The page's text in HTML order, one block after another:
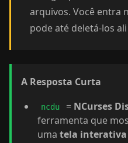
arquivos. Você entra
pode até deletá-los
A Resposta Curta
ncdu = NCurses
ferramenta que
uma tela interativa